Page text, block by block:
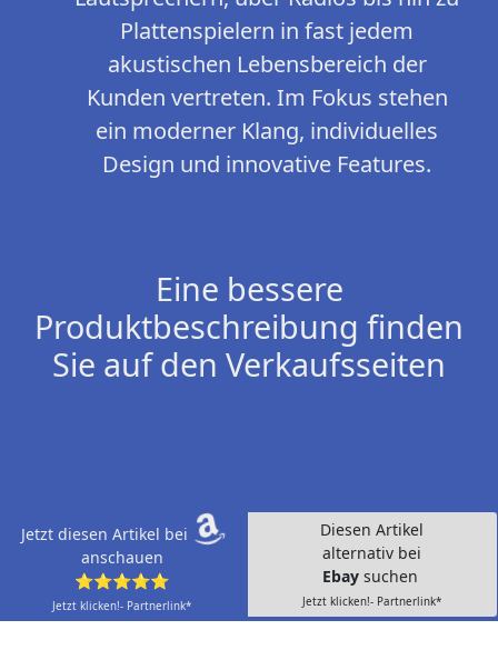
Plattenspielern in fast jedem
akustischen Lebensbereich der
Kunden vertreten. Im Fokus stehen
ein moderner Klang, individuelles
Design und innovative Features.
Eine bessere
Produktbeschreibung finden
Sie auf den Verkaufsseiten
Jetzt diesen Artikel bei
anschauen
⭐⭐⭐⭐⭐
Jetzt klicken!- Partnerlink*
Diesen Artikel
alternativ bei
Ebay suchen
Jetzt klicken!- Partnerlink*